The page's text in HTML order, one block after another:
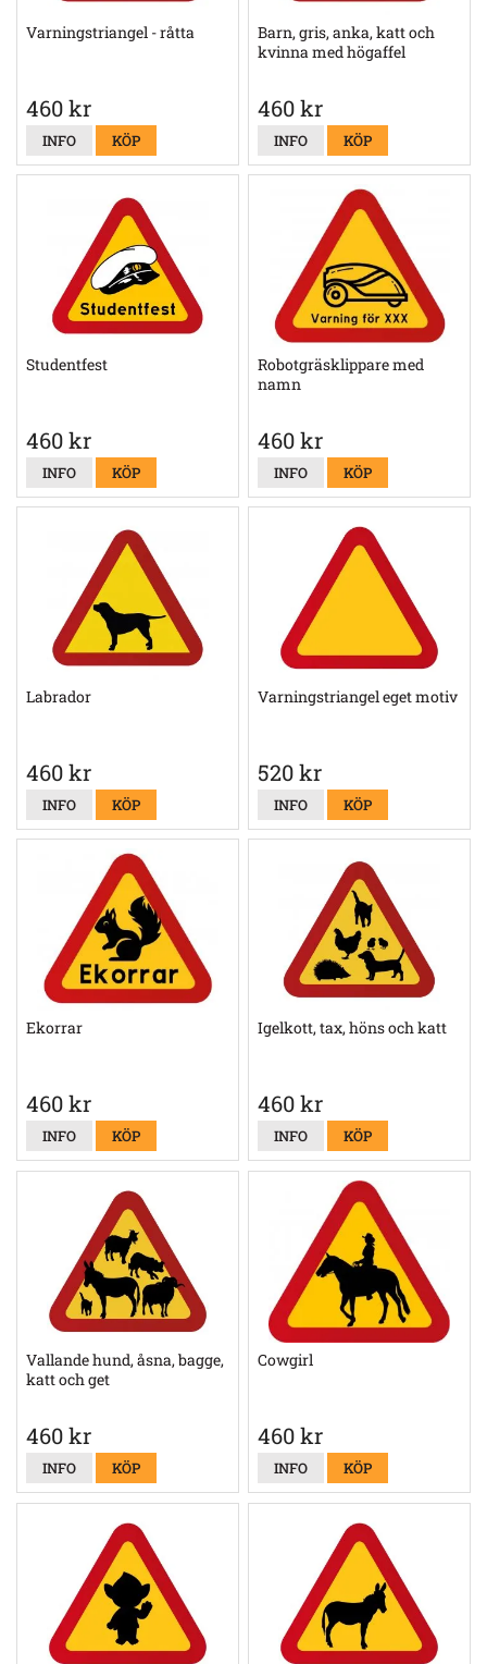
Varningstriangel - råtta
460 kr
INFO KÖP
Barn, gris, anka, katt och
kvinna med högaffel
460 kr
INFO KÖP
Studentfest
460 kr
INFO KÖP
Robotgräsklippare med
namn
460 kr
INFO KÖP
Labrador
460 kr
INFO KÖP
Varningstriangel eget motiv
520 kr
INFO KÖP
Ekorrar
460 kr
INFO KÖP
Igelkott, tax, höns och katt
460 kr
INFO KÖP
Vallande hund, åsna, bagge,
katt och get
460 kr
INFO KÖP
Cowgirl
460 kr
INFO KÖP